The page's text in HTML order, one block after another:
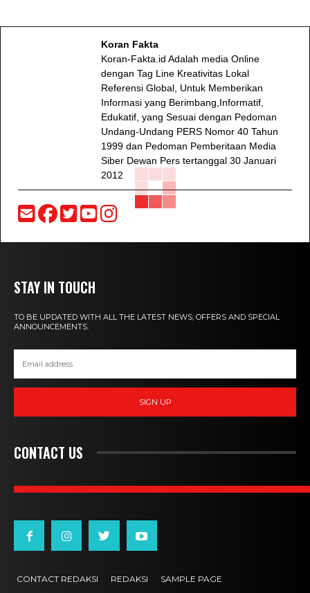
Koran Fakta
Koran-Fakta.id Adalah media Online
dengan Tag Line Kreativitas Lokal
Referensi Global, Untuk Memberikan
Informasi yang Berimbang,Informatif,
Edukatif, yang Sesuai dengan Pedoman
Undang-Undang PERS Nomor 40 Tahun
1999 dan Pedoman Pemberitaan Media
Siber Dewan Pers tertanggal 30 Januari
2012
STAY IN TOUCH
TO BE UPDATED WITH ALL THE LATEST NEWS, OFFERS AND SPECIAL
ANNOUNCEMENTS.
SIGN UP
CONTACT US
CONTACT REDAKSI REDAKSI SAMPLE PAGE